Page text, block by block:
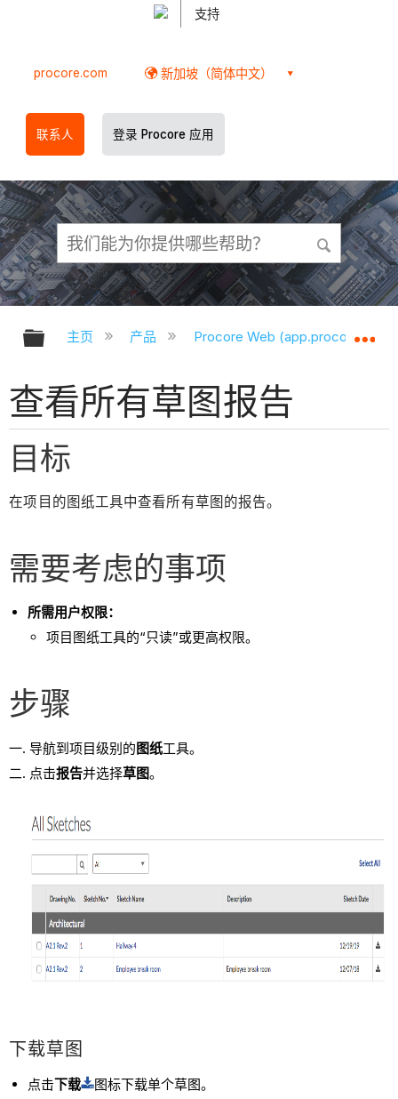
支持
procore.com 新加坡（简体中文）
联系人 登录 Procore 应用
扩展/隐缩全局层次
主页 产品 Procore Web
查看所有草图报告
目标
在项目的图纸工具中查看所有草图的报告。
需要考虑的事项
所需用户权限：
项目图纸工具的“只读”或更高权限。
步骤
导航到项目级别的 图纸工具。
点击报告并选择草图。
下载草图
点击下载
图标下载单个草图。